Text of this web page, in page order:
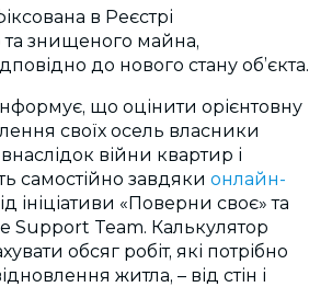
в Реєстрі
знищеного майна,
до нового стану об’єкта.
що оцінити орієнтовну
своїх осель власники
війни квартир і
самостійно завдяки онлайн-
ініціативи «Поверни своє» та
Support Team. Калькулятор
обсяг робіт, які потрібно
житла, – від стін і